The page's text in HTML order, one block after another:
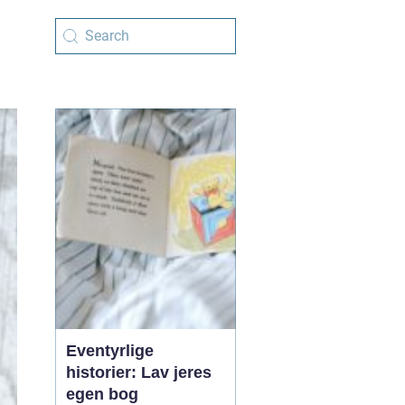
Eventyrlige
historier: Lav jeres
egen bog